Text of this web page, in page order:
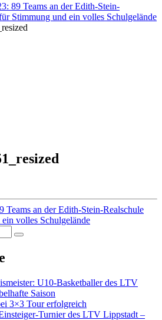
89 Teams an der Edith-Stein-
Stimmung und ein volles Schulgelände
an der Edith-Stein-Realschule
volles Schulgelände
U10-Basketballer des LTV
Saison
3×3 Tour erfolgreich
Turnier des LTV Lippstadt –